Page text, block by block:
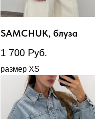
SAMCHUK, блуза
1 700 Руб.
размер XS